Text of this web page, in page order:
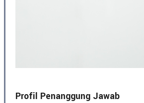
Profil Penanggung Jawab